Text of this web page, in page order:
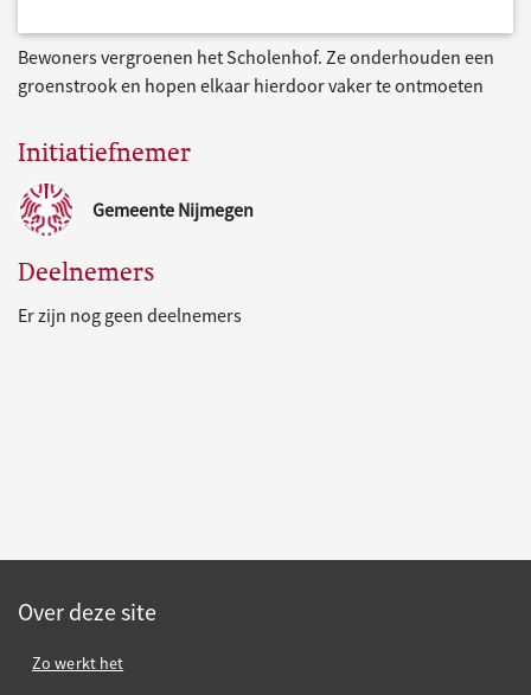
Bewoners vergroenen het Scholenhof. Ze onderhouden een
groenstrook en hopen elkaar hierdoor vaker te ontmoeten
Initiatiefnemer
Gemeente Nijmegen
Deelnemers
Er zijn nog geen deelnemers
Over deze site
Zo werkt het